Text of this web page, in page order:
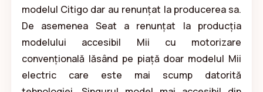
modelul Citigo dar au renunțat la producerea sa.
De asemenea Seat a renunțat la producția
modelului accesibil Mii cu motorizare
convențională lăsând pe piață doar modelul Mii
electric care este mai scump datorită